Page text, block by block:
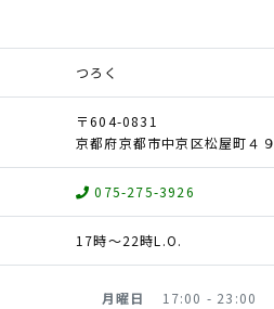
つろく
〒604-0831
京都府京都市中京区松屋町４９
075-275-3926
17時〜22時L.O.
月曜日 17:00 - 23:00